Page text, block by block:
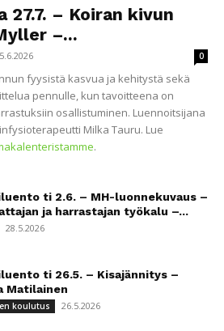
– Koiran kivun
–...
0
fyysistä kasvua ja kehitystä sekä
pennulle, kun tavoitteena on
osallistuminen. Luennoitsijana
Milka Tauru. Lue
.
ti 2.6. – MH-luonnekuvaus –
ja harrastajan työkalu –...
28.5.2026
ti 26.5. – Kisajännitys –
Matilainen
koulutus 26.5.2026